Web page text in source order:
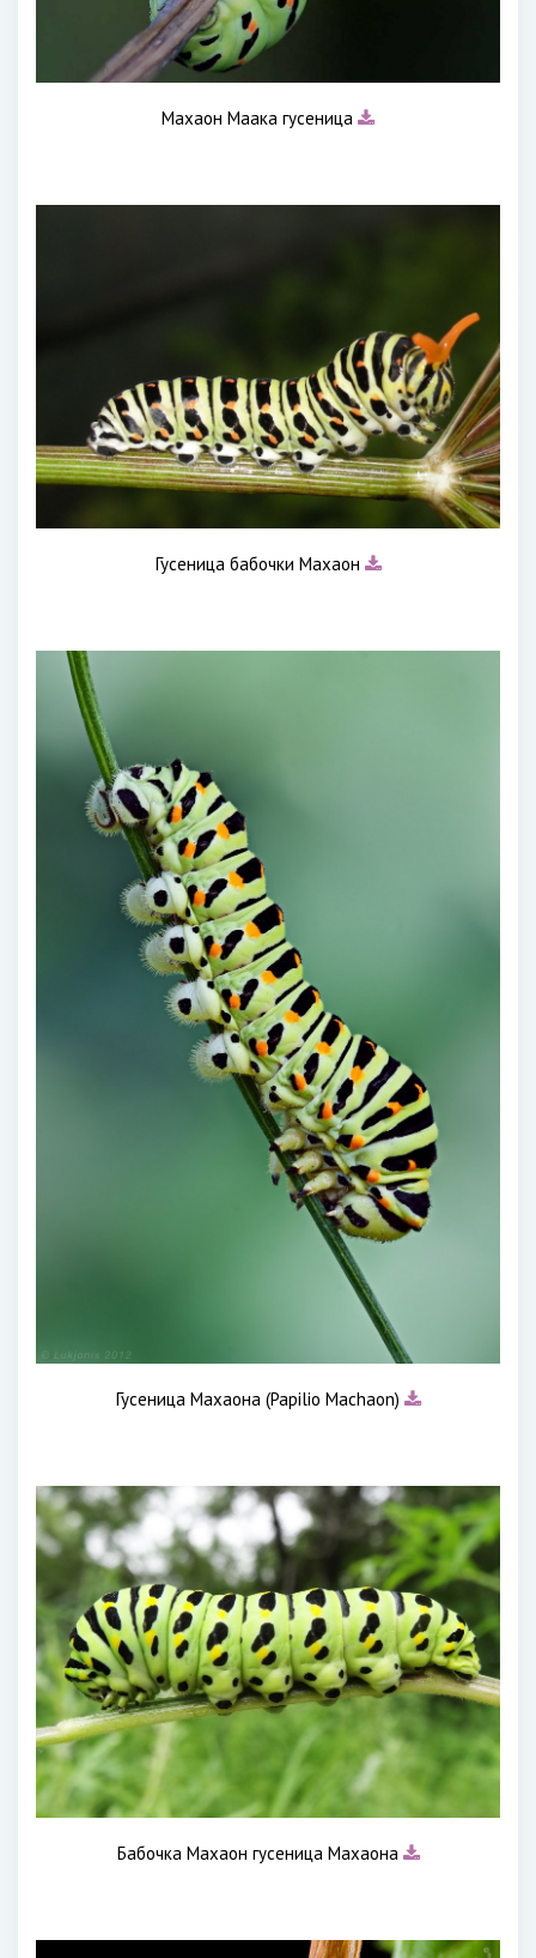
Махаон Маака гусеница
Гусеница бабочки Махаон
Гусеница Махаона (Papilio Machaon)
Бабочка Махаон гусеница Махаона